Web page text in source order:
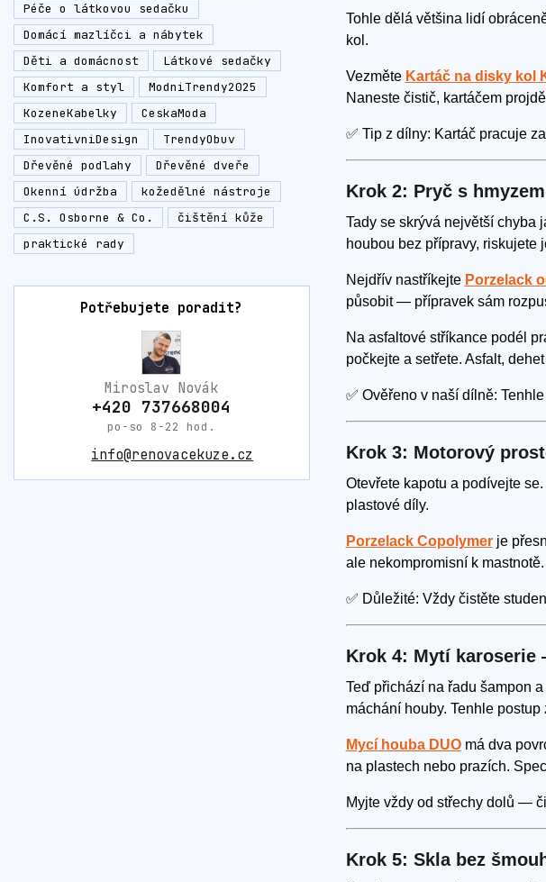
Péče o látkovou sedačku
Domácí mazlíčci a nábytek
Děti a domácnost
Látkové sedačky
Komfort a styl
ModniTrendy2025
KozeneKabelky
CeskaModa
InovativniDesign
TrendyObuv
Dřevěné podlahy
Dřevěné dveře
Okenní údržba
kožedělné nástroje
C.S. Osborne & Co.
čištění kůže
praktické rady
Potřebujete poradit?
Miroslav Novák
+420 737668004
po-so 8-22 hod.
info@renovacekuze.cz
Tohle dělá většina lidí
kol.
Vezměte Kartáč na disky kol
Naneste čistič, kartáčem
✅ Tip z dílny: Kartáč pracuje
Krok 2: Pryč s
Tady se skrývá největší chyba
houbou bez přípravy, riskujete
Nejdřív nastříkejte Porzelack
působit — přípravek sám
Na asfaltové stříkance podél
počkejte a setřete. Asfalt,
✅ Ověřeno v naší dílně:
Krok 3: Motorový
Otevřete kapotu a podívejte
plastové díly.
Porzelack Copolymerje
ale nekompromisní k
✅ Důležité: Vždy čistěte
Krok 4: Mytí
Teď přichází na řadu šampon
máchání houby. Tenhle
Mycí houba DUOmá dva
na plastech nebo prazích.
Myjte vždy od střechy dolů —
Krok 5: Skla bez